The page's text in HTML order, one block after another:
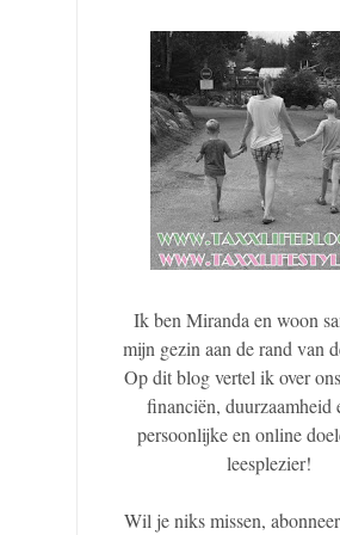
Ik ben Miranda en woon
mijn gezin aan de rand van
Op dit blog vertel ik over
financiën, duurzaamheid
persoonlijke en online
leesplezier!
Wil je niks missen,